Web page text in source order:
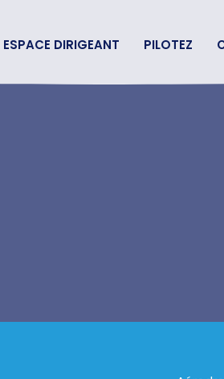
ESPACE DIRIGEANT PILOTEZ